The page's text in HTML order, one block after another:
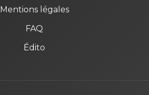
Mentions légales
FAQ
Édito